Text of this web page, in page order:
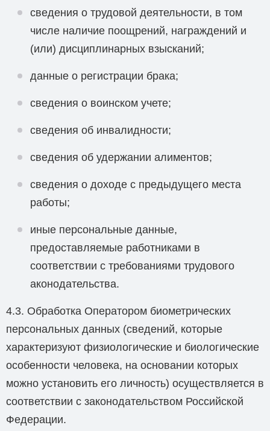
сведения о трудовой деятельности, в том
числе наличие поощрений, награждений и
(или) дисциплинарных взысканий;
данные о регистрации брака;
сведения о воинском учете;
сведения об инвалидности;
сведения об удержании алиментов;
сведения о доходе с предыдущего места
работы;
иные персональные данные,
предоставляемые работниками в
соответствии с требованиями трудового
аконодательства.
4.3. Обработка Оператором биометрических
персональных данных (сведений, которые
характеризуют физиологические и биологические
особенности человека, на основании которых
можно установить его личность) осуществляется в
соответствии с законодательством Российской
Федерации.